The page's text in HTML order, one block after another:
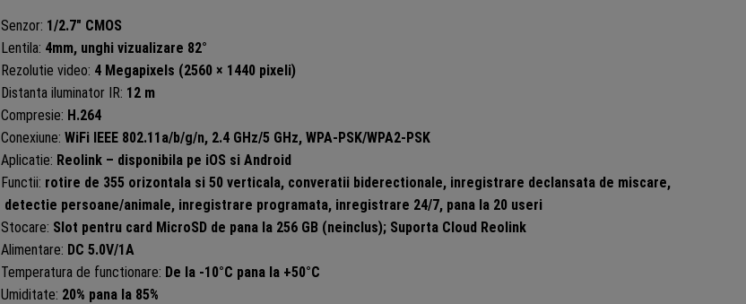
Senzor: 1/2.7″ CMOS
Lentila: 4mm, unghi vizualizare 82°
Rezolutie video: 4 Megapixels (2560 × 1440 pixeli)
Distanta iluminator IR: 12 m
Compresie: H.264
Conexiune: WiFi IEEE 802.11a/b/g/n, 2.4 GHz/5 GHz, WPA-PSK/WPA2-PSK
Aplicatie: Reolink – disponibila pe iOS si Android
Functii: rotire de 355 orizontala si 50 verticala, converatii biderectionale, inregistrare declansata de miscare,
detectie persoane/animale, inregistrare programata, inregistrare 24/7, pana la 20 useri
Stocare: Slot pentru card MicroSD de pana la 256 GB (neinclus); Suporta Cloud Reolink
Alimentare: DC 5.0V/1A
Temperatura de functionare: De la -10°C pana la +50°C
Umiditate: 20% pana la 85%